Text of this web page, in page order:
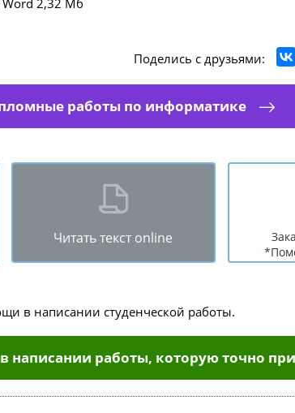
Word 2,32 Мб
Поделись с друзьями:
работы по информатике
Читать текст online
в написании студенческой работы.
написании работы, которую точно